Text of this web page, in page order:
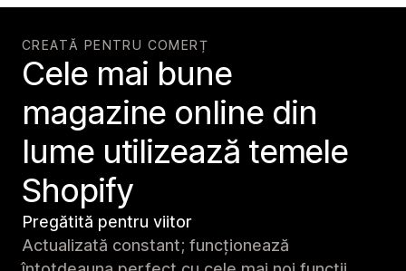
CREATĂ PENTRU COMERȚ
Cele mai bune
magazine online din
lume utilizează temele
Shopify
Pregătită pentru viitor
Actualizată constant; funcționează